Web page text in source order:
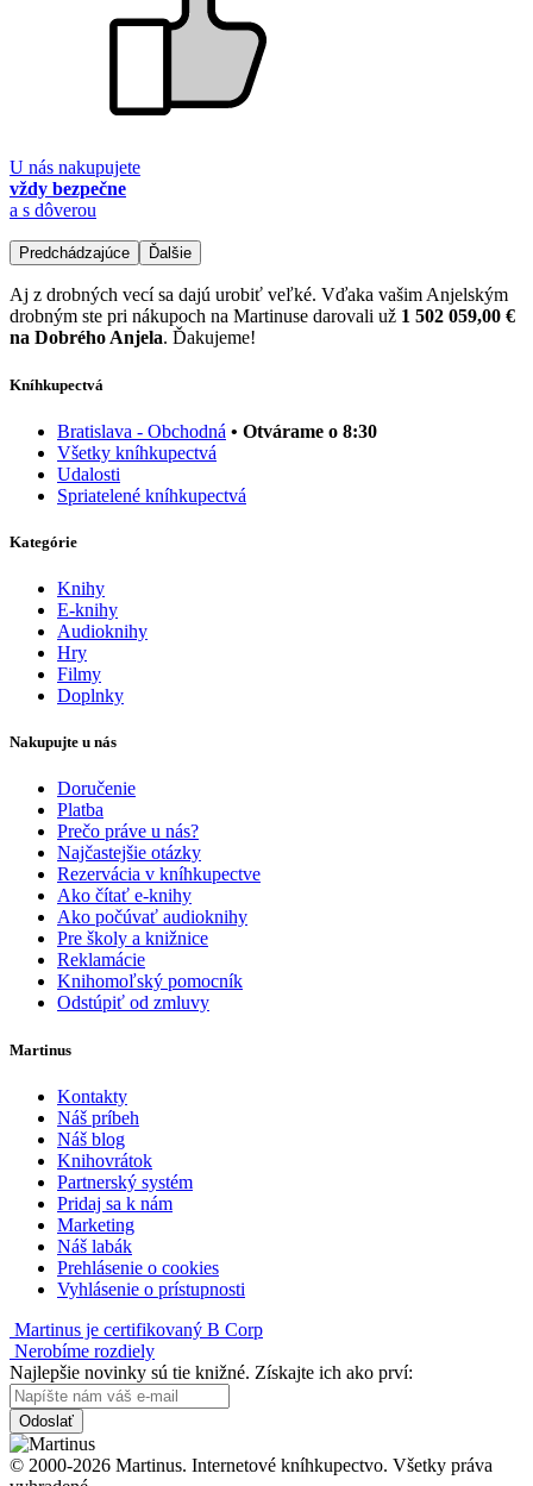
U nás nakupujete
vždy bezpečne
a s dôverou
Predchádzajúce Ďalšie
Aj z drobných vecí sa dajú urobiť veľké. Vďaka vašim Anjelským
drobným ste pri nákupoch na Martinuse darovali už 1 502 059,00 €
na Dobrého Anjela. Ďakujeme!
Kníhkupectvá
Bratislava - Obchodná • Otvárame o 8:30
Všetky kníhkupectvá
Udalosti
Spriatelené kníhkupectvá
Kategórie
Knihy
E-knihy
Audioknihy
Hry
Filmy
Doplnky
Nakupujte u nás
Doručenie
Platba
Prečo práve u nás?
Najčastejšie otázky
Rezervácia v kníhkupectve
Ako čítať e-knihy
Ako počúvať audioknihy
Pre školy a knižnice
Reklamácie
Knihomoľský pomocník
Odstúpiť od zmluvy
Martinus
Kontakty
Náš príbeh
Náš blog
Knihovrátok
Partnerský systém
Pridaj sa k nám
Marketing
Náš labák
Prehlásenie o cookies
Vyhlásenie o prístupnosti
Martinus je certifikovaný B Corp
Nerobíme rozdiely
Najlepšie novinky sú tie knižné. Získajte ich ako prví:
Odoslať
© 2000-2026 Martinus. Internetové kníhkupectvo. Všetky práva